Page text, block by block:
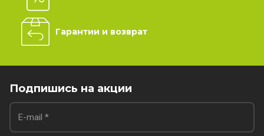
Гарантии и возврат
Подпишись на акции